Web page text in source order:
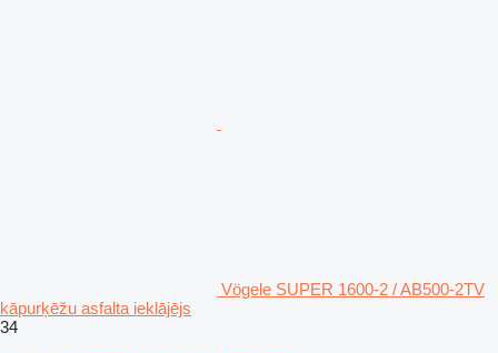
Vögele SUPER 1600-2 / AB500-2TV
kāpurķēžu asfalta ieklājējs
34